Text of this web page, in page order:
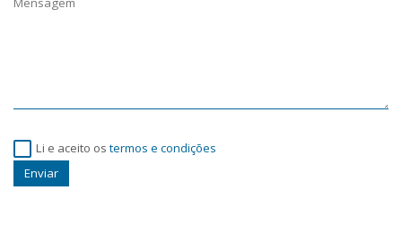
Li e aceito os termos e condições
Enviar